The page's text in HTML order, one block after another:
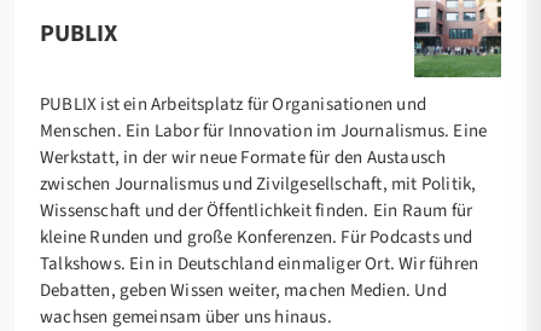
PUBLIX
PUBLIX ist ein Arbeitsplatz für Organisationen und
Menschen. Ein Labor für Innovation im Journalismus. Eine
Werkstatt, in der wir neue Formate für den Austausch
zwischen Journalismus und Zivilgesellschaft, mit Politik,
Wissenschaft und der Öffentlichkeit finden. Ein Raum für
kleine Runden und große Konferenzen. Für Podcasts und
Talkshows. Ein in Deutschland einmaliger Ort. Wir führen
Debatten, geben Wissen weiter, machen Medien. Und
wachsen gemeinsam über uns hinaus.